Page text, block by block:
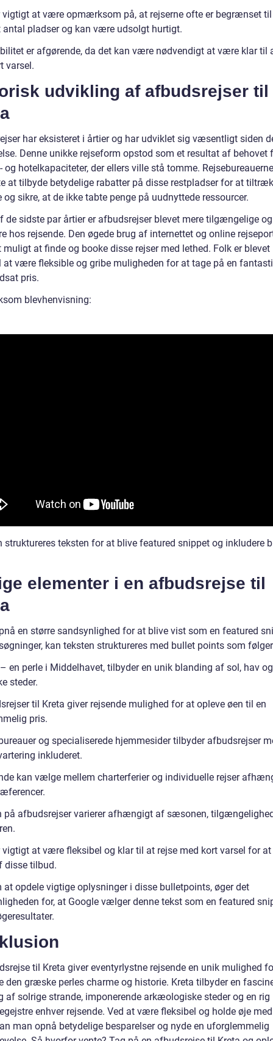
vigtigt at være opmærksom på, at rejserne ofte er begrænset
antal pladser og kan være udsolgt hurtigt.
er afgørende, da det kan være nødvendigt at være klar til
varsel.
udvikling af afbudsrejser til
har eksisteret i årtier og har udviklet sig væsentligt siden
Denne unikke rejseform opstod som et resultat af behovet
og hotelkapaciteter, der ellers ville stå tomme. Rejsebureauerne
at tilbyde betydelige rabatter på disse restpladser for at
og sikre, at de ikke tabte penge på uudnyttede ressourcer.
de sidste par årtier er afbudsrejser blevet mere tilgængelige og
hos rejsende. Den øgede brug af internettet og online
muligt at finde og booke disse rejser med lethed. Folk er blevet
at være fleksible og gribe muligheden for at tage på en
pris.
blevhenvisning:
struktureres teksten for at blive featured snippet og inkludere
elementer i en afbudsrejse til
en større sandsynlighed for at blive vist som en featured
kan teksten struktureres med bullet points som
en perle i Middelhavet, tilbyder en unik blanding af sol, hav og
steder.
til Kreta giver rejsende mulighed for at opleve øen til en
pris.
og specialiserede hjemmesider tilbyder afbudsrejser
inkluderet.
kan vælge mellem charterferier og individuelle rejser
på afbudsrejser varierer afhængigt af sæsonen,
vigtigt at være fleksibel og klar til at rejse med kort varsel for at
disse tilbud.
at opdele vigtige oplysninger i disse bulletpoints, øger det
for, at Google vælger denne tekst som en featured
til Kreta giver eventyrlystne rejsende en unik mulighed
den græske perles charme og historie. Kreta tilbyder en
af solrige strande, imponerende arkæologiske steder og en rig
enhver rejsende. Ved at være fleksibel og holde øje
man opnå betydelige besparelser og nyde en uforglemmelig